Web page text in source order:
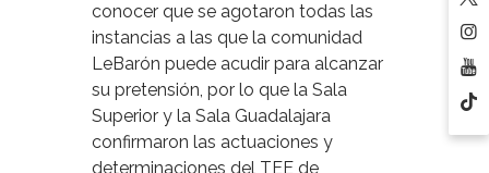
conocer que se agotaron todas las
instancias a las que la comunidad
LeBarón puede acudir para alcanzar
su pretensión, por lo que la Sala
Superior y la Sala Guadalajara
confirmaron las actuaciones y
determinaciones del TEE de